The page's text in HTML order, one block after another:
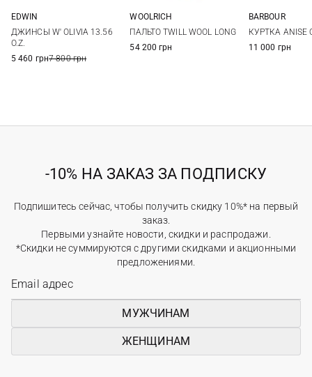
29
EDWIN
ДЖИНСЫ W' OLIVIA 13.56
O.Z.
5 460 грн7 800 грн
WOOLRICH
ПАЛЬТО TWILL WOOL LONG
54 200 грн
BARBOUR
КУРТКА ANISE
11 000 грн
-10% НА ЗАКАЗ ЗА ПОДПИСКУ
Подпишитесь сейчас, чтобы получить скидку 10%* на первый
заказ.
Первыми узнайте новости, скидки и распродажи.
*Скидки не суммируются с другими скидками и акционными
предложениями.
МУЖЧИНАМ
ЖЕНЩИНАМ